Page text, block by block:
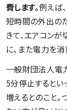
費します。例えば
短時間の外出の
きて、エアコン
に、また電力を
一般財団法人電
5分停止すると
増えるとのこと。